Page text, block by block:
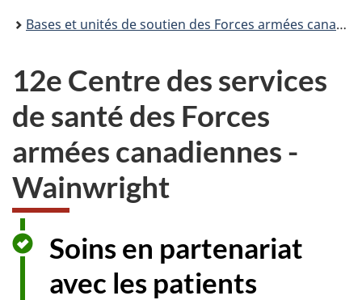
Bases et unités de soutien des Forces armées canadiennes
12e Centre des services
de santé des Forces
armées canadiennes -
Wainwright
Soins en partenariat
avec les patients